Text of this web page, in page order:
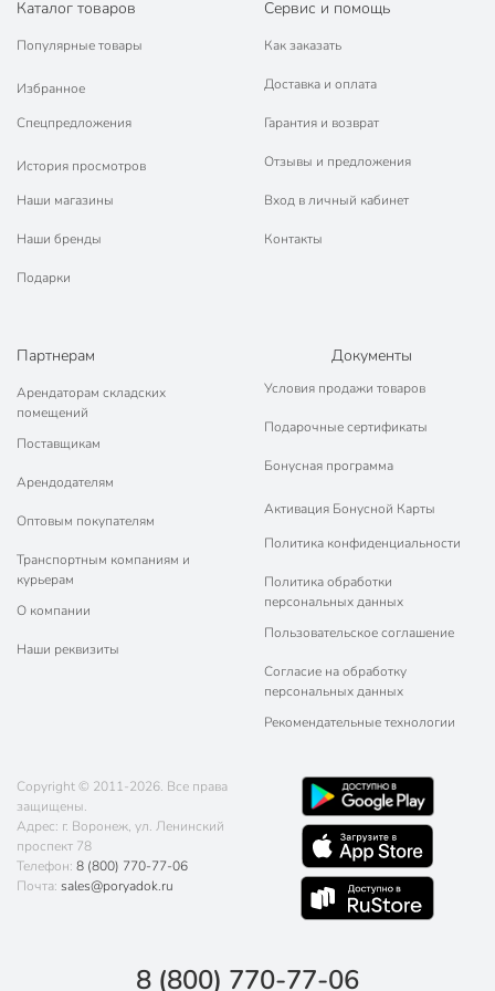
Каталог товаров
Популярные товары
Избранное
Спецпредложения
История просмотров
Наши магазины
Наши бренды
Подарки
Сервис и помощь
Как заказать
Доставка и оплата
Гарантия и возврат
Отзывы и предложения
Вход в личный кабинет
Контакты
Партнерам
Арендаторам складских
помещений
Поставщикам
Арендодателям
Оптовым покупателям
Транспортным компаниям и
курьерам
О компании
Наши реквизиты
Документы
Условия продажи товаров
Подарочные сертификаты
Бонусная программа
Активация Бонусной Карты
Политика конфиденциальности
Политика обработки
персональных данных
Пользовательское соглашение
Согласие на обработку
персональных данных
Рекомендательные технологии
Copyright © 2011-2026. Все права
защищены.
Адрес: г. Воронеж, ул. Ленинский
проспект 78
Телефон: 8 (800) 770-77-06
Почта: sales@poryadok.ru
8 (800) 770-77-06